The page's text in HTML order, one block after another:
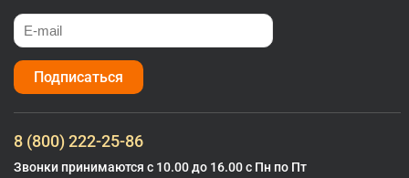
Подписаться
8 (800) 222-25-86
Звонки принимаются с 10.00 до 16.00 с Пн по Пт